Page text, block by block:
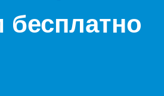
бесплатно